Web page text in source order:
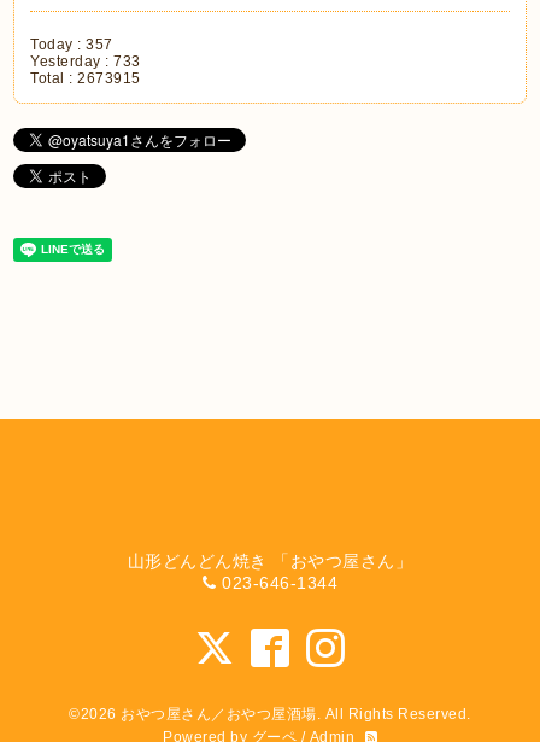
Today :357
Yesterday :733
Total :2673915
山形どんどん焼き 「おやつ屋さん」
023-646-1344
©2026 おやつ屋さん／おやつ屋酒場. All Rights Reserved.
Powered by グーペ / Admin